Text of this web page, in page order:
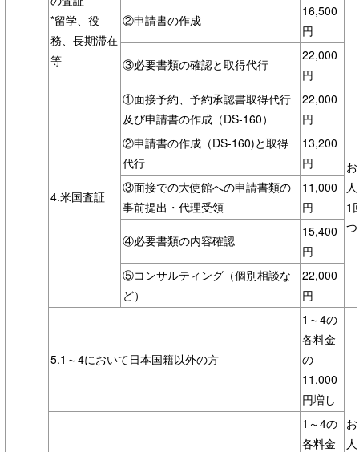
*留学、役
務、長期滞在
等
②申請書の作成
16,500
円
③必要書類の確認と取得代行
22,000
円
4.米国査証
①面接予約、予約承認書取得代行
及び申請書の作成（DS-160）
22,000
円
1
②申請書の作成（DS-160)と取得
代行
13,200
円
③面接での大使館への申請書類の
事前提出・代理受領
11,000
円
④必要書類の内容確認
15,400
円
⑤コンサルティング（個別相談な
ど）
22,000
円
5.1～4において日本国籍以外の方
1～4の
各料金
の
11,000
円増し
1～4の
各料金